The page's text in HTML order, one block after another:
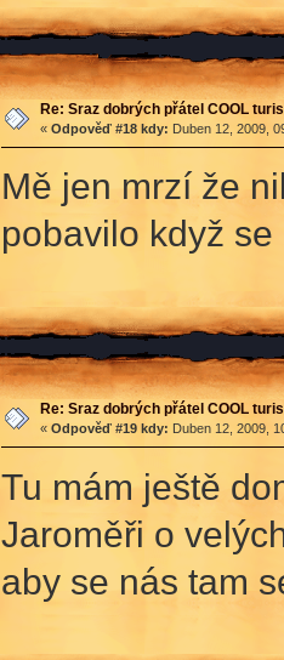
Re: Sraz dobrých přátel COOL
« Odpověď #18 kdy: Duben 12, 2009,
Mě jen mrzí že
pobavilo když
Re: Sraz dobrých přátel COOL
« Odpověď #19 kdy: Duben 12, 2009,
Tu mám ještě
Jaroměři o
aby se nás tam